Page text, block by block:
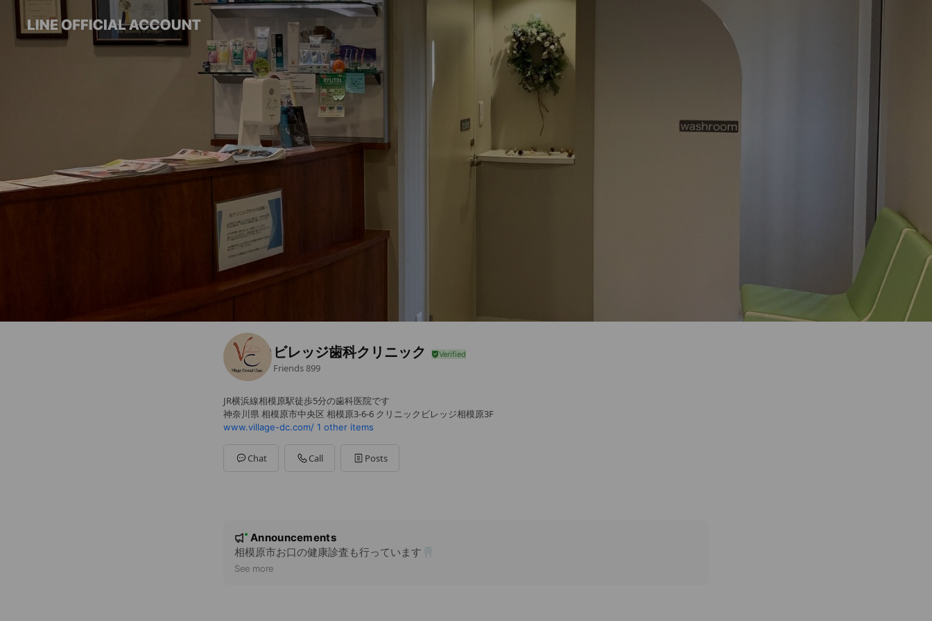
ビレッジ歯科クリニック
Friends899
JR横浜線相模原駅徒歩5分の歯科医院です
神奈川県 相模原市中央区 相模原3-6-6 クリニックビレッジ相模原3F
www.village-dc.com/ 1 other items
Chat Call Posts
New
Announcements
相模原市お口の健康診査も行っています🦷
See more